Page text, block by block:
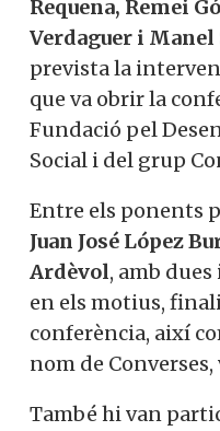
Requena, Remei
Verdaguer i Manel
prevista la
que va obrir la
Fundació pel
Social i del grup
Entre els ponents
Juan José López
Ardèvol, amb
en els motius,
conferència, així
nom de Converses,
També hi van